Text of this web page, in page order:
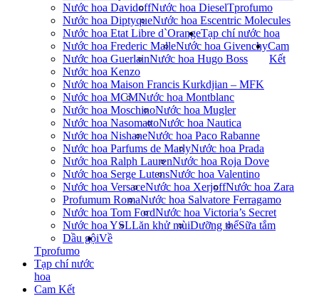
Nước hoa DavidoffNước hoa Diesel
Nước hoa DiptyqueNước hoa Escentric Molecules
Nước hoa Etat Libre d`Orange
Nước hoa Frederic MalleNước hoa Givenchy
Nước hoa GuerlainNước hoa Hugo Boss
Nước hoa Kenzo
Nước hoa Maison Francis Kurkdjian – MFK
Nước hoa MCMNước hoa Montblanc
Nước hoa MoschinoNước hoa Mugler
Nước hoa NasomattoNước hoa Nautica
Nước hoa NishaneNước hoa Paco Rabanne
Nước hoa Parfums de MarlyNước hoa Prada
Nước hoa Ralph LaurenNước hoa Roja Dove
Nước hoa Serge LutensNước hoa Valentino
Nước hoa VersaceNước hoa XerjoffNước hoa Zara
Profumum RomaNước hoa Salvatore Ferragamo
Nước hoa Tom FordNước hoa Victoria’s Secret
Nước hoa YSLLăn khử mùiDưỡng thểSữa tắm
Dầu gội
Tprofumo
Tạp chí nước hoa
Cam
Kết
Về
Tprofumo
Tạp chí nước
hoa
Cam Kết